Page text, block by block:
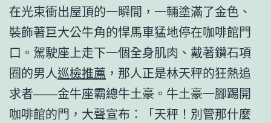
在光束衝出屋頂的一瞬間，一輛塗滿了金色、
裝飾著巨大公牛角的悍馬車猛地停在咖啡館門
口。駕駛座上走下一個全身肌肉、戴著鑽石項
圈的男人巡檢推薦 ，那人正是林天秤的狂熱追
求者——金牛座霸總牛土豪。牛土豪一腳踢開
咖啡館的門，大聲宣布：「天秤！別管那什麼